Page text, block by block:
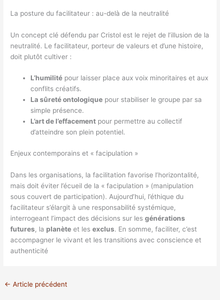
La posture du facilitateur : au-delà de la neutralité
Un concept clé défendu par Cristol est le rejet de l’illusion de la
neutralité. Le facilitateur, porteur de valeurs et d’une histoire,
doit plutôt cultiver :
L’humilité pour laisser place aux voix minoritaires et aux
conflits créatifs.
La sûreté ontologique pour stabiliser le groupe par sa
simple présence.
L’art de l’effacement pour permettre au collectif
d’atteindre son plein potentiel.
Enjeux contemporains et « facipulation »
Dans les organisations, la facilitation favorise l’horizontalité,
mais doit éviter l’écueil de la « facipulation » (manipulation
sous couvert de participation). Aujourd’hui, l’éthique du
facilitateur s’élargit à une responsabilité systémique,
interrogeant l’impact des décisions sur lesgénérations
futures, la planète et lesexclus. En somme, faciliter, c’est
accompagner le vivant et les transitions avec conscience et
authenticité
← Article précédent